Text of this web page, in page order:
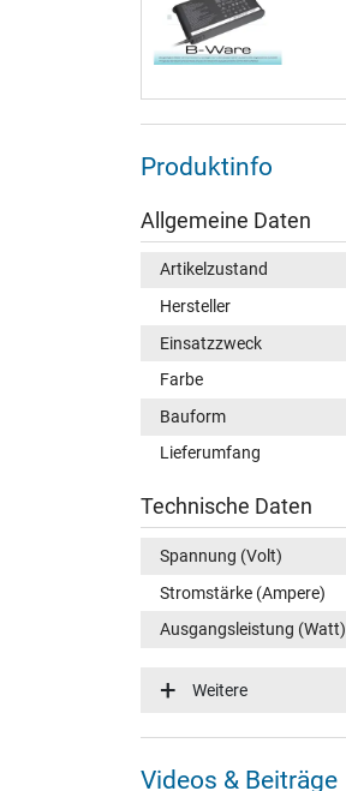
Produktinfo
Allgemeine Daten
Artikelzustand
Hersteller
Einsatzzweck
Farbe
Bauform
Lieferumfang
Technische Daten
Spannung (Volt)
Stromstärke (Ampere)
Ausgangsleistung (Watt)
Energieeffizienz
Weitere
Videos & Beiträge